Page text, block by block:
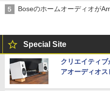
Boseのホームオーディオが
Special Site
クリエイティ
アオーディオス